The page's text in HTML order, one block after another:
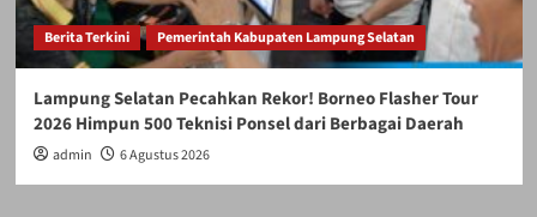
Berita Terkini Pemerintah Kabupaten Lampung Selatan
Lampung Selatan Pecahkan Rekor! Borneo Flasher Tour
2026 Himpun 500 Teknisi Ponsel dari Berbagai Daerah
admin 6 Agustus 2026